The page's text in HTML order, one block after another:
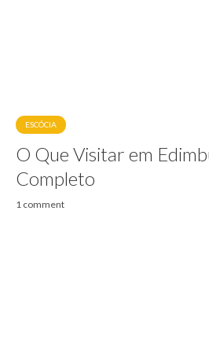
ESCÓCIA
O Que Visitar em
Completo
1 comment